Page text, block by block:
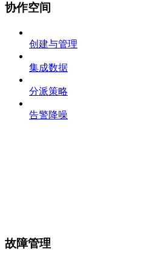
协作空间
创建与管理
集成数据
分派策略
告警降噪
故障管理